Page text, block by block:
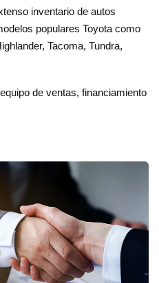
inventario de autos
populares Toyota como
Tacoma, Tundra,
de ventas, financiamiento